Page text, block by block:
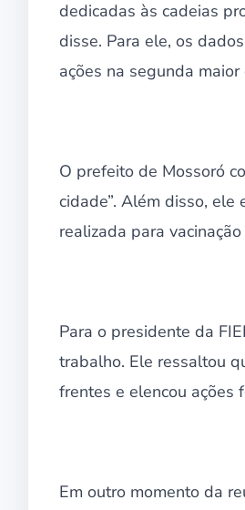
dedicadas às cadeias
disse. Para ele, os
ações na segunda
O prefeito de Mossoró
cidade”. Além disso, ele
realizada para
Para o presidente da
trabalho. Ele ressaltou
frentes e elencou ações
Em outro momento da